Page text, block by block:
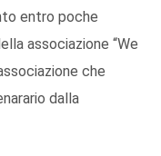
entro poche
associazione “We
che
dalla